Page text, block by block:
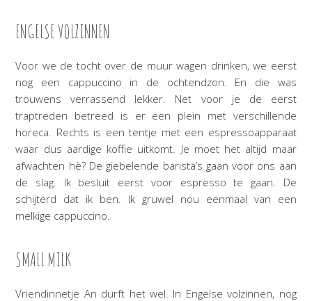
ENGELSE VOLZINNEN
Voor we de tocht over de muur wagen drinken, we eerst
nog een cappuccino in de ochtendzon. En die was
trouwens verrassend lekker. Net voor je de eerst
traptreden betreed is er een plein met verschillende
horeca. Rechts is een tentje met een espressoapparaat
waar dus aardige koffie uitkomt. Je moet het altijd maar
afwachten hè? De giebelende barista’s gaan voor ons aan
de slag. Ik besluit eerst voor espresso te gaan. De
schijterd dat ik ben. Ik gruwel nou eenmaal van een
melkige cappuccino.
SMALL MILK
Vriendinnetje An durft het wel. In Engelse volzinnen, nog